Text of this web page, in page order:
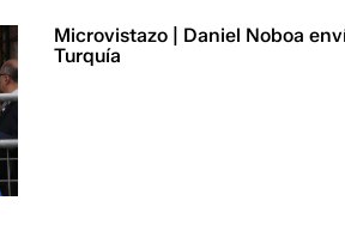
Microvistazo | Daniel Noboa
Turquía